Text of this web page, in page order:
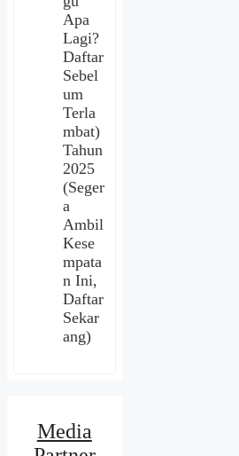
Apa
Lagi?
Daftar
Sebel
um
Terla
mbat)
Tahun
2025
(Seger
a
Ambil
Kese
mpata
n Ini,
Daftar
Sekar
ang)
Media